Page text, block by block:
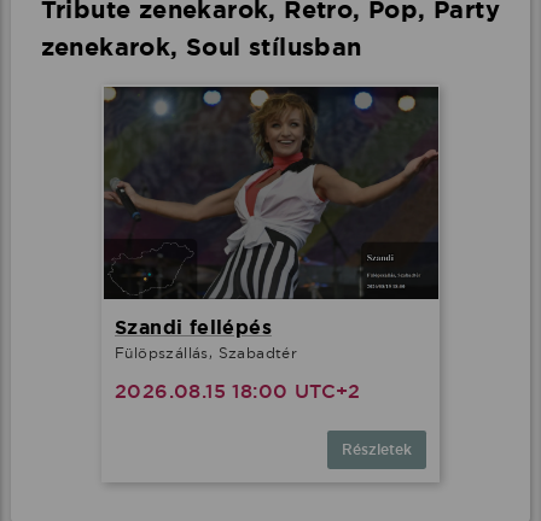
Tribute zenekarok, Retro, Pop, Party
zenekarok, Soul stílusban
Szandi fellépés
Fülöpszállás, Szabadtér
2026.08.15 18:00 UTC+2
Részletek